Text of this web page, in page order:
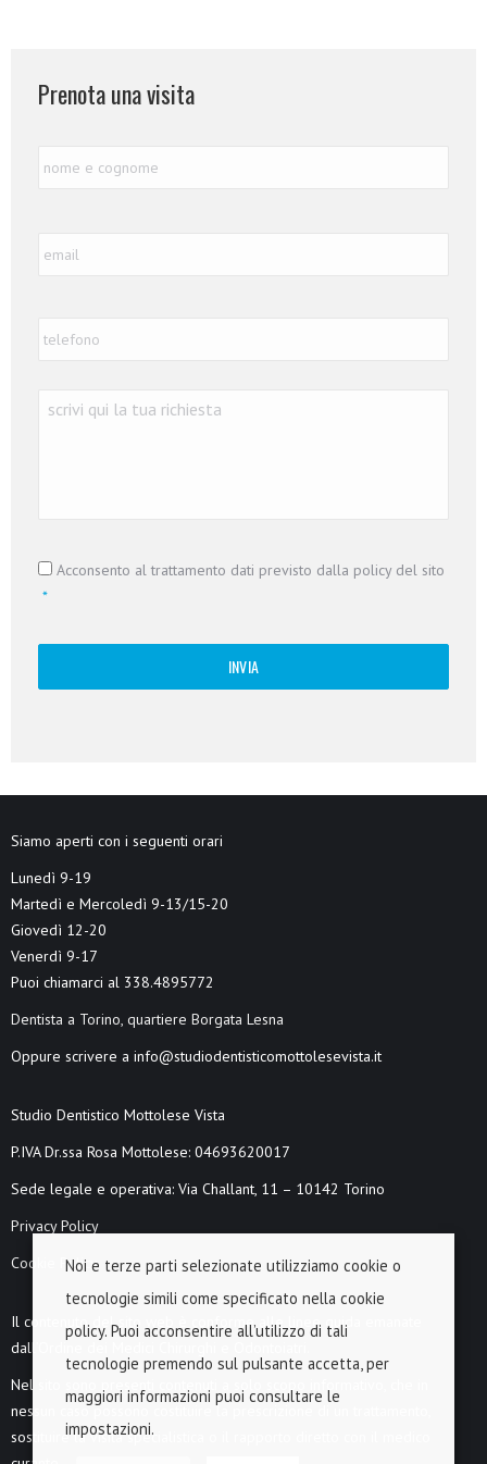
Prenota una visita
e
Richiesta
Consenso
Acconsento al trattamento dati previsto dalla policy del sito
*
Siamo aperti con i seguenti orari
Lunedì 9-19
Martedì e Mercoledì 9-13/15-20
Giovedì 12-20
Venerdì 9-17
Puoi chiamarci al 338.4895772
Dentista a Torino, quartiere Borgata Lesna
Oppure scrivere a info@studiodentisticomottolesevista.it
Studio Dentistico Mottolese Vista
P.IVA Dr.ssa Rosa Mottolese: 04693620017
Sede legale e operativa: Via Challant, 11 – 10142 Torino
Privacy Policy
Cookie Policy
Il contenuto del sito web è conforme alle linee guida emanate
dall’Ordine dei Medici Chirurghi e Odontoiatri.
Nel sito sono presenti contenuti a solo scopo informativo, che in
nessun caso possono costituire la prescrizione di un trattamento,
sostituire la visita specialistica o il rapporto diretto con il medico
Noi e terze parti selezionate utilizziamo cookie o
tecnologie simili come specificato nella cookie
policy. Puoi acconsentire all’utilizzo di tali
tecnologie premendo sul pulsante accetta, per
maggiori informazioni puoi consultare le
impostazioni.